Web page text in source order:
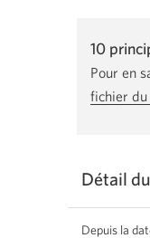
10
Pour en
fichier
Détail
Depuis la